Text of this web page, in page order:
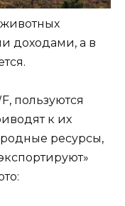
доходами, а в
пользуются
к их
ресурсы,